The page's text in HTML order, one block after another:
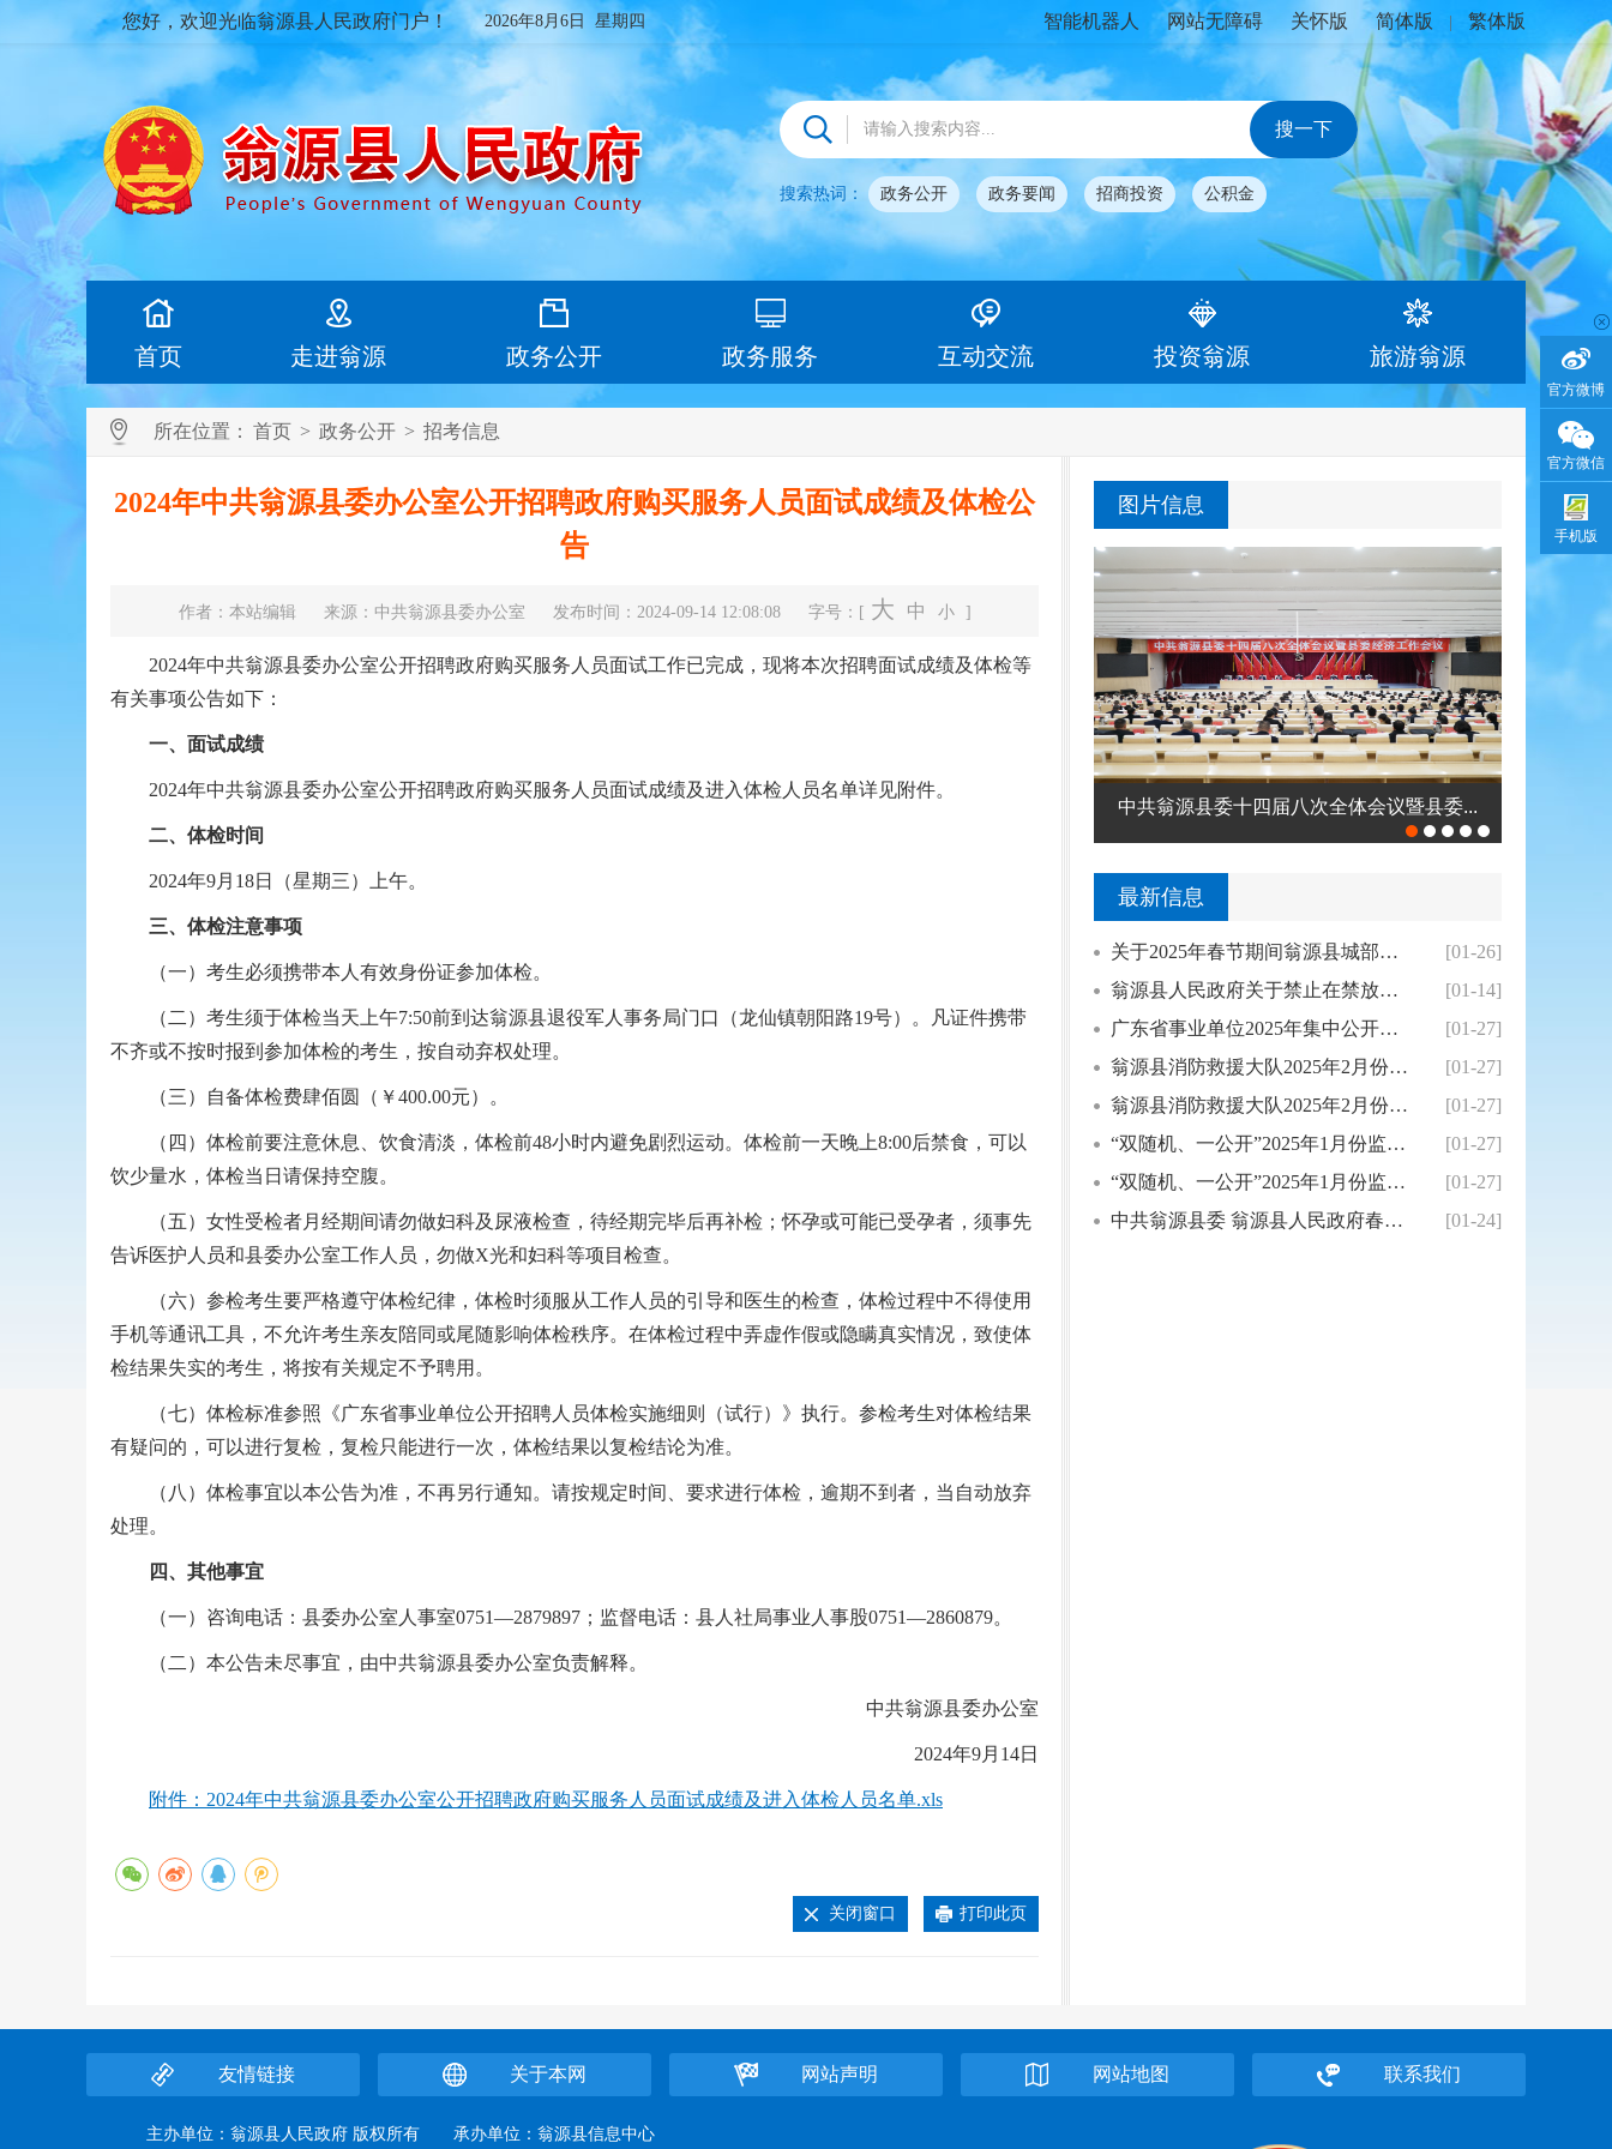
官方微博
官方微信
手机版
您好，欢迎光临翁源县人民政府门户！ 2026年8月6日 星期四 智能机器人 网站无障碍 关怀版 简体版 繁体版
搜索热词： 政务公开 政务要闻 招商投资 公积金
首页 走进翁源 政务公开 政务服务 互动交流 投资翁源 旅游翁源
所在位置： 首页 > 政务公开 > 招考信息
2024年中共翁源县委办公室公开招聘政府购买服务人员面试成绩及体检公
告
作者：本站编辑 来源：中共翁源县委办公室 发布时间：2024-09-14 12:08:08 字号：[ 大 中 小 ]
2024年中共翁源县委办公室公开招聘政府购买服务人员面试工作已完成，现将本次招聘面试成绩及体检等
有关事项公告如下：
一、面试成绩
2024年中共翁源县委办公室公开招聘政府购买服务人员面试成绩及进入体检人员名单详见附件。
二、体检时间
2024年9月18日（星期三）上午。
三、体检注意事项
（一）考生必须携带本人有效身份证参加体检。
（二）考生须于体检当天上午7:50前到达翁源县退役军人事务局门口（龙仙镇朝阳路19号）。凡证件携带
不齐或不按时报到参加体检的考生，按自动弃权处理。
（三）自备体检费肆佰圆（￥400.00元）。
（四）体检前要注意休息、饮食清淡，体检前48小时内避免剧烈运动。体检前一天晚上8:00后禁食，可以
饮少量水，体检当日请保持空腹。
（五）女性受检者月经期间请勿做妇科及尿液检查，待经期完毕后再补检；怀孕或可能已受孕者，须事先
告诉医护人员和县委办公室工作人员，勿做X光和妇科等项目检查。
（六）参检考生要严格遵守体检纪律，体检时须服从工作人员的引导和医生的检查，体检过程中不得使用
手机等通讯工具，不允许考生亲友陪同或尾随影响体检秩序。在体检过程中弄虚作假或隐瞒真实情况，致使体
检结果失实的考生，将按有关规定不予聘用。
（七）体检标准参照《广东省事业单位公开招聘人员体检实施细则（试行）》执行。参检考生对体检结果
有疑问的，可以进行复检，复检只能进行一次，体检结果以复检结论为准。
（八）体检事宜以本公告为准，不再另行通知。请按规定时间、要求进行体检，逾期不到者，当自动放弃
处理。
四、其他事宜
（一）咨询电话：县委办公室人事室0751—2879897；监督电话：县人社局事业人事股0751—2860879。
（二）本公告未尽事宜，由中共翁源县委办公室负责解释。
中共翁源县委办公室
2024年9月14日
附件：2024年中共翁源县委办公室公开招聘政府购买服务人员面试成绩及进入体检人员名单.xls
关闭窗口 打印此页
图片信息
中共翁源县委十四届八次全体会议暨县委... 中共翁源县委理论学习中心组学习会议召...
最新信息
关于2025年春节期间翁源县城部分单位免费对...
[01-26]
翁源县人民政府关于禁止在禁放区内销售燃放烟花...
[01-14]
广东省事业单位2025年集中公开招聘高校毕业...
[01-27]
翁源县消防救援大队2025年2月份翁源县针对...
[01-27]
翁源县消防救援大队2025年2月份县级“双随...
[01-27]
“双随机、一公开”2025年1月份监督专项检...
[01-27]
“双随机、一公开”2025年1月份监督抽查结...
[01-27]
中共翁源县委 翁源县人民政府春节慰问信
[01-24]
友情链接 关于本网 网站声明 网站地图 联系我们
主办单位：翁源县人民政府 版权所有 承办单位：翁源县信息中心